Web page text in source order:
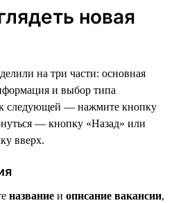
новая
на три части: основная
и выбор типа
следующей — нажмите кнопку
— кнопку «Назад» или
вверх.
название и описание вакансии,